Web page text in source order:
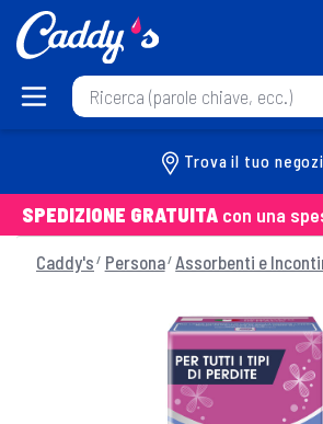
Trova il tuo
SPEDIZIONE GRATUITA con una
Caddy's Persona Assorbenti e